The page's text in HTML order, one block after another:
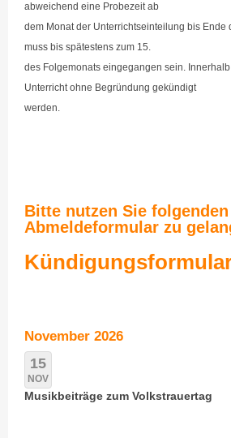
abweichend eine Probezeit ab
dem Monat der Unterrichtseinteilung bis
muss bis spätestens zum 15.
des Folgemonats eingegangen sein.
Unterricht ohne Begründung gekündigt
werden.
Bitte nutzen Sie
Abmeldeformular zu
November 2026
15
NOV
Musikbeiträge zum Volkstrauertag